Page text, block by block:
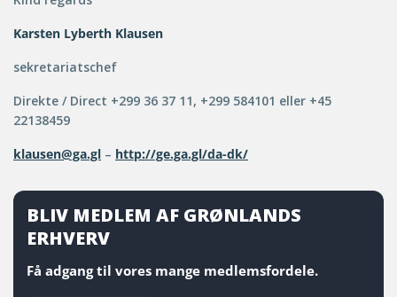
Karsten Lyberth Klausen
sekretariatschef
Direkte / Direct +299 36 37 11, +299 584101 eller +45
22138459
klausen@ga.gl – http://ge.ga.gl/da-dk/
BLIV MEDLEM AF GRØNLANDS
ERHVERV
Få adgang til vores mange medlemsfordele.